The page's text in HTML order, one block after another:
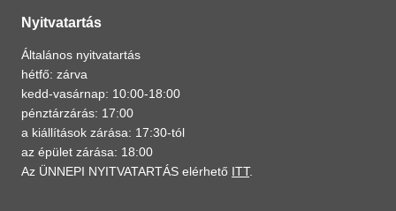
Nyitvatartás
Általános nyitvatartás
hétfő: zárva
kedd-vasárnap: 10:00-18:00
pénztárzárás: 17:00
a kiállítások zárása: 17:30-tól
az épület zárása: 18:00
Az ÜNNEPI NYITVATARTÁS elérhető ITT.